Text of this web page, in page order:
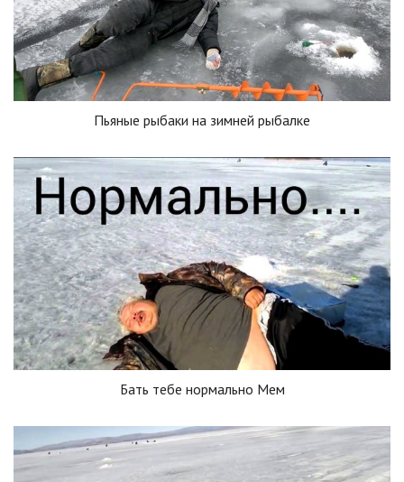
Пьяные рыбаки на зимней рыбалке
Бать тебе нормально Мем